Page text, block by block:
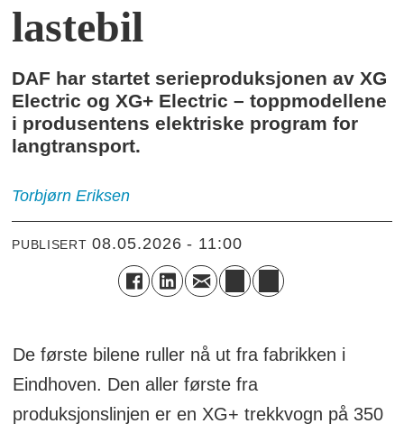
lastebil
DAF har startet serieproduksjonen av XG
Electric og XG+ Electric – toppmodellene
i produsentens elektriske program for
langtransport.
Torbjørn Eriksen
PUBLISERT 08.05.2026 - 11:00
De første bilene ruller nå ut fra fabrikken i
Eindhoven. Den aller første fra
produksjonslinjen er en XG+ trekkvogn på 350